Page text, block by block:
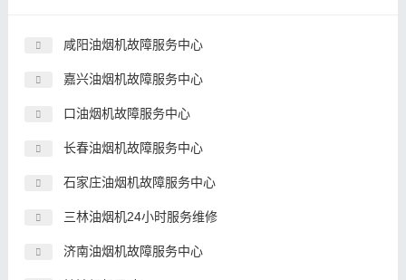
咸阳油烟机故障服务中心
嘉兴油烟机故障服务中心
口油烟机故障服务中心
长春油烟机故障服务中心
石家庄油烟机故障服务中心
三林油烟机24小时服务维修
济南油烟机故障服务中心